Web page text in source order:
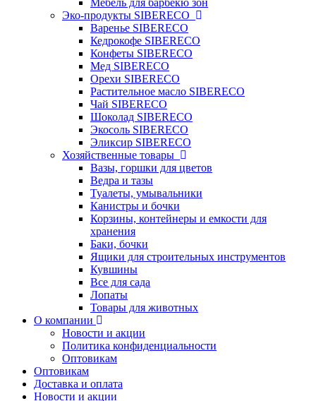
Мебель для барбекю зон
Эко-продукты SIBERECO
Варенье SIBERECO
Кедрокофе SIBERECO
Конфеты SIBERECO
Мед SIBERECO
Орехи SIBERECO
Растительное масло SIBERECO
Чай SIBERECO
Шоколад SIBERECO
Экосоль SIBERECO
Эликсир SIBERECO
Хозяйственные товары
Вазы, горшки для цветов
Ведра и тазы
Туалеты, умывальники
Канистры и бочки
Корзины, контейнеры и емкости для
хранения
Баки, бочки
Ящики для строительных инструментов
Кувшины
Все для сада
Лопаты
Товары для животных
О компании
Новости и акции
Политика конфиденциальности
Оптовикам
Оптовикам
Доставка и оплата
Новости и акции